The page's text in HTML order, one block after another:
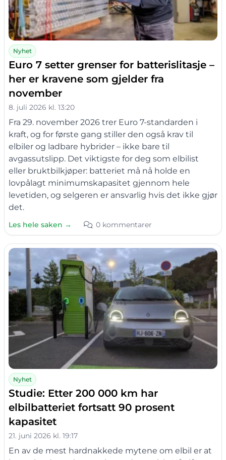
Nyhet
Euro 7 setter grenser for batterislitasje –
her er kravene som gjelder fra
november
8. juli 2026 kl. 13:20
Fra 29. november 2026 trer Euro 7-standarden i
kraft, og for første gang stiller den også krav til
elbiler og ladbare hybrider – ikke bare til
avgassutslipp. Det viktigste for deg som elbilist
eller bruktbilkjøper: batteriet må nå holde en
lovpålagt minimumskapasitet gjennom hele
levetiden, og selgeren er ansvarlig hvis det ikke gjør
det.
Les hele saken → 0 kommentarer
Nyhet
Studie: Etter 200 000 km har
elbilbatteriet fortsatt 90 prosent
kapasitet
21. juni 2026 kl. 19:17
En av de mest hardnakkede mytene om elbil er at